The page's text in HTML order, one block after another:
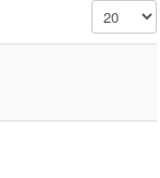
Affichage